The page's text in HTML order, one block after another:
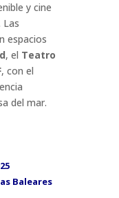
y cine
Las
espacios
, el Teatro
, con el
del mar.
Baleares